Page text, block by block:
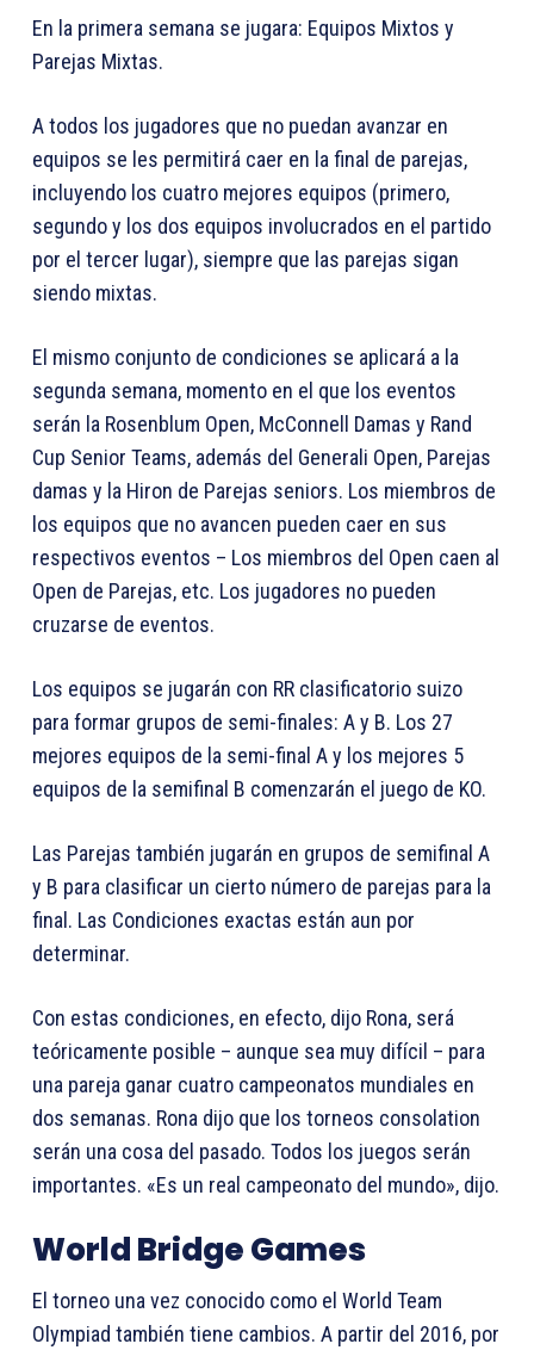
En la primera semana se jugara: Equipos Mixtos y
Parejas Mixtas.
A todos los jugadores que no puedan avanzar en
equipos se les permitirá caer en la final de parejas,
incluyendo los cuatro mejores equipos (primero,
segundo y los dos equipos involucrados en el partido
por el tercer lugar), siempre que las parejas sigan
siendo mixtas.
El mismo conjunto de condiciones se aplicará a la
segunda semana, momento en el que los eventos
serán la Rosenblum Open, McConnell Damas y Rand
Cup Senior Teams, además del Generali Open, Parejas
damas y la Hiron de Parejas seniors. Los miembros de
los equipos que no avancen pueden caer en sus
respectivos eventos – Los miembros del Open caen al
Open de Parejas, etc. Los jugadores no pueden
cruzarse de eventos.
Los equipos se jugarán con RR clasificatorio suizo
para formar grupos de semi-finales: A y B. Los 27
mejores equipos de la semi-final A y los mejores 5
equipos de la semifinal B comenzarán el juego de KO.
Las Parejas también jugarán en grupos de semifinal A
y B para clasificar un cierto número de parejas para la
final. Las Condiciones exactas están aun por
determinar.
Con estas condiciones, en efecto, dijo Rona, será
teóricamente posible – aunque sea muy difícil – para
una pareja ganar cuatro campeonatos mundiales en
dos semanas. Rona dijo que los torneos consolation
serán una cosa del pasado. Todos los juegos serán
importantes. «Es un real campeonato del mundo», dijo.
World Bridge Games
El torneo una vez conocido como el World Team
Olympiad también tiene cambios. A partir del 2016, por